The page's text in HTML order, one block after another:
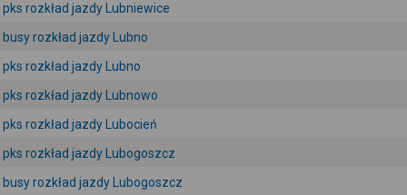
pks rozkład jazdy Lubniewice
busy rozkład jazdy Lubno
pks rozkład jazdy Lubno
pks rozkład jazdy Lubnowo
pks rozkład jazdy Lubocień
pks rozkład jazdy Lubogoszcz
busy rozkład jazdy Lubogoszcz